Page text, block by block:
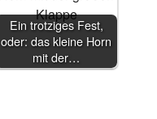
Ein trotziges Fest,
oder: das kleine Horn
mit der…